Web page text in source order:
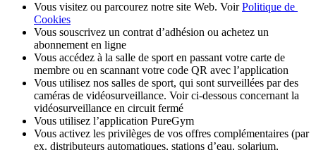
Vous visitez ou parcourez notre site Web. Voir Politique de
Cookies
Vous souscrivez un contrat d’adhésion ou achetez un
abonnement en ligne
Vous accédez à la salle de sport en passant votre carte de
membre ou en scannant votre code QR avec l’application
Vous utilisez nos salles de sport, qui sont surveillées par des
caméras de vidéosurveillance. Voir ci-dessous concernant la
vidéosurveillance en circuit fermé
Vous utilisez l’application PureGym
Vous activez les privilèges de vos offres complémentaires (par
ex. distributeurs automatiques, stations d’eau, solarium,